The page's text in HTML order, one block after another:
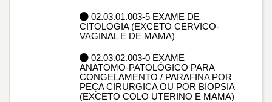
02.03.01.003-5 EXAME DE
CITOLOGIA (EXCETO CERVICO-
VAGINAL E DE MAMA)
02.03.02.003-0 EXAME
ANATOMO-PATOLÓGICO PARA
CONGELAMENTO / PARAFINA POR
PEÇA CIRURGICA OU POR BIOPSIA
(EXCETO COLO UTERINO E MAMA)